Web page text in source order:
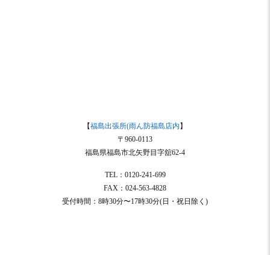
【福島出張所(雨ん防福島店内 】
〒960-0113
福島県福島市北矢野目字舘62-4
TEL：0120-241-699
FAX：024-563-4828
受付時間：8時30分〜17時30分(日・祝日除く)